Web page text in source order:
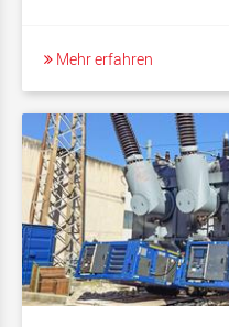
Mehr erfahren